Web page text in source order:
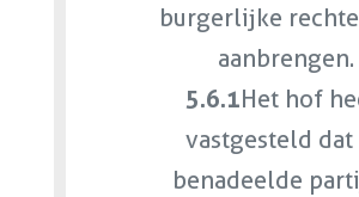
burgerlijke
aanbrengen.
5.6.1Het hof
vastgesteld dat
benadeelde